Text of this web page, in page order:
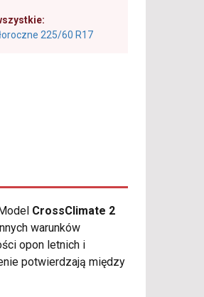
225/60 R17
CrossClimate 2
warunków
opon letnich i
potwierdzają między